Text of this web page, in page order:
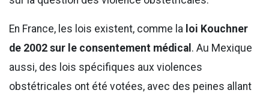
En France, les lois existent, comme la loi Kouchner
de 2002 sur le consentement médical . Au Mexique
aussi, des lois spécifiques aux violences
obstétricales ont été votées, avec des peines allant